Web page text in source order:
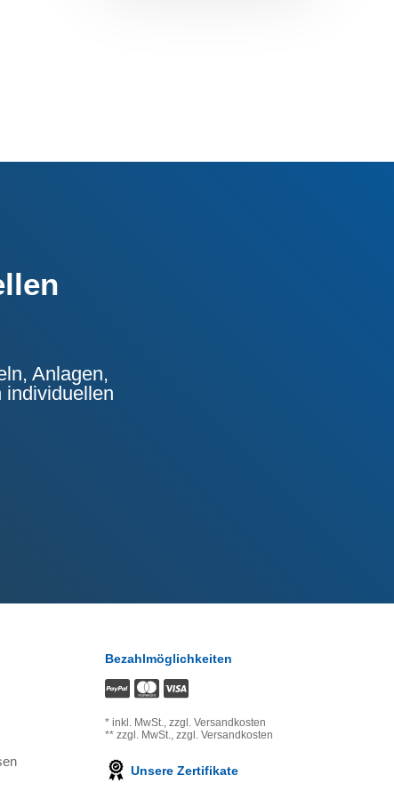
Anlagen,
individuellen
Bezahlmöglichkeiten
* inkl. MwSt., zzgl. Versandkosten
** zzgl. MwSt., zzgl. Versandkosten
Unsere Zertifikate